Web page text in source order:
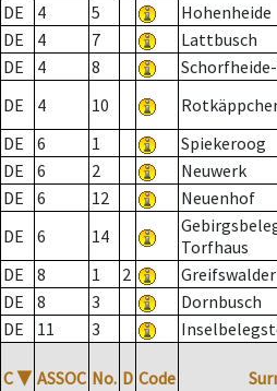
DE
4 5 Hohenheide
DE
4 7 Lattbusch
DE
4 8
DE
4 10
DE
6 1 Spiekeroog
DE
6 2 Neuwerk
DE
6 12 Neuenhof
DE
6 14
Torfhaus
DE
8 1 2
DE
8 3 Dornbusch
DE
11 3
C ▼ ASSOC No. D Code